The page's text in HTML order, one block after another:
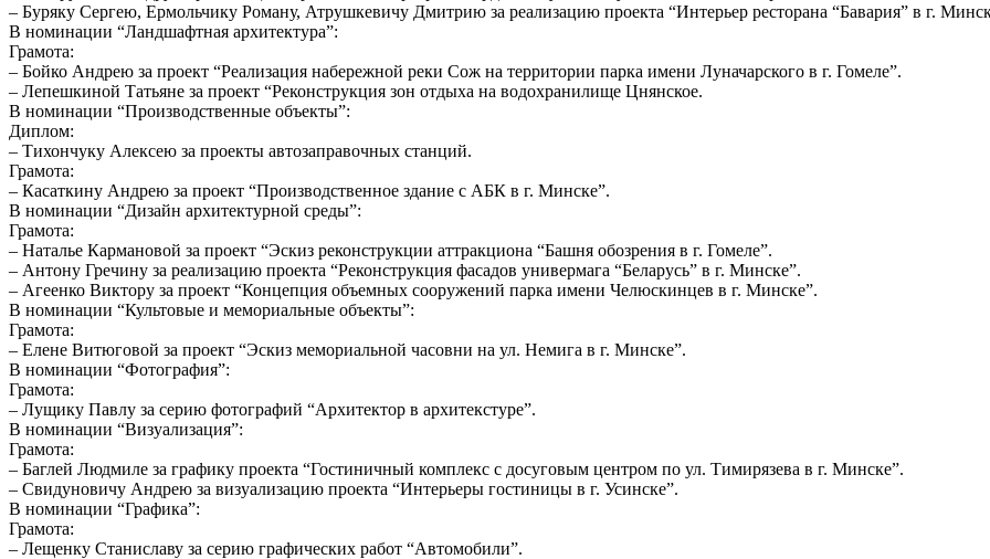
– Буряку Сергею, Ермольчику Роману, Атрушкевичу Дмитрию за реализацию проекта “Интерьер ресторана “Бавария” в г.
В номинации “Ландшафтная архитектура”:
Грамота:
– Бойко Андрею за проект “Реализация набережной реки Сож на территории парка имени Луначарского в г. Гомеле”.
– Лепешкиной Татьяне за проект “Реконструкция зон отдыха на водохранилище Цнянское.
В номинации “Производственные объекты”:
Диплом:
– Тихончуку Алексею за проекты автозаправочных станций.
Грамота:
– Касаткину Андрею за проект “Производственное здание с АБК в г. Минске”.
В номинации “Дизайн архитектурной среды”:
Грамота:
– Наталье Кармановой за проект “Эскиз реконструкции аттракциона “Башня обозрения в г. Гомеле”.
– Антону Гречину за реализацию проекта “Реконструкция фасадов универмага “Беларусь” в г. Минске”.
– Агеенко Виктору за проект “Концепция объемных сооружений парка имени Челюскинцев в г. Минске”.
В номинации “Культовые и мемориальные объекты”:
Грамота:
– Елене Витюговой за проект “Эскиз мемориальной часовни на ул. Немига в г. Минске”.
В номинации “Фотография”:
Грамота:
– Лущику Павлу за серию фотографий “Архитектор в архитекстуре”.
В номинации “Визуализация”:
Грамота:
– Баглей Людмиле за графику проекта “Гостиничный комплекс с досуговым центром по ул. Тимирязева в г. Минске”.
– Свидуновичу Андрею за визуализацию проекта “Интерьеры гостиницы в г. Усинске”.
В номинации “Графика”:
Грамота:
– Лещенку Станиславу за серию графических работ “Автомобили”.